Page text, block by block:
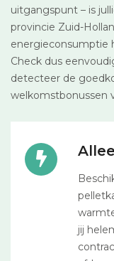
uitgangspunt – is
provincie Zuid-
energieconsumptie
Check dus
detecteer de
welkomstbonussen
jij